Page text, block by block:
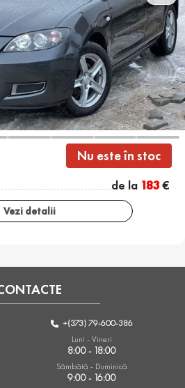
Nu este în stoc
de la 183€
Vezi detalii
+(373) 79-600-386
Luni - Vineri
8:00 - 18:00
Sâmbătă - Duminică
9:00 - 16:00